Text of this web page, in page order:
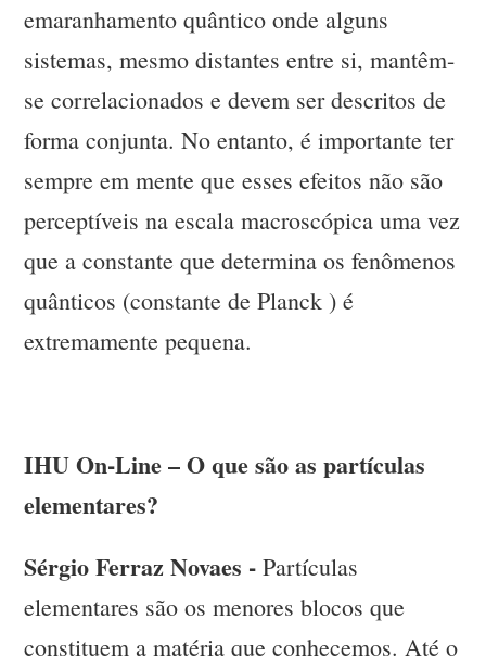
emaranhamento quântico onde alguns
sistemas, mesmo distantes entre si, mantêm-
se correlacionados e devem ser descritos de
forma conjunta. No entanto, é importante ter
sempre em mente que esses efeitos não são
perceptíveis na escala macroscópica uma vez
que a constante que determina os fenômenos
quânticos (constante de Planck ) é
extremamente pequena.
IHU On-Line – O que são as partículas
elementares?
Sérgio Ferraz Novaes - Partículas
elementares são os menores blocos que
constituem a matéria que conhecemos. Até o